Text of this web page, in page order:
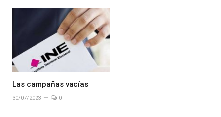
Las campañas vacías
30/07/2023 0